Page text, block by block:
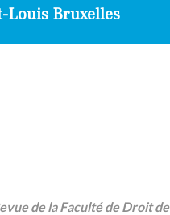
Louis Bruxelles
de la Faculté de Droit de